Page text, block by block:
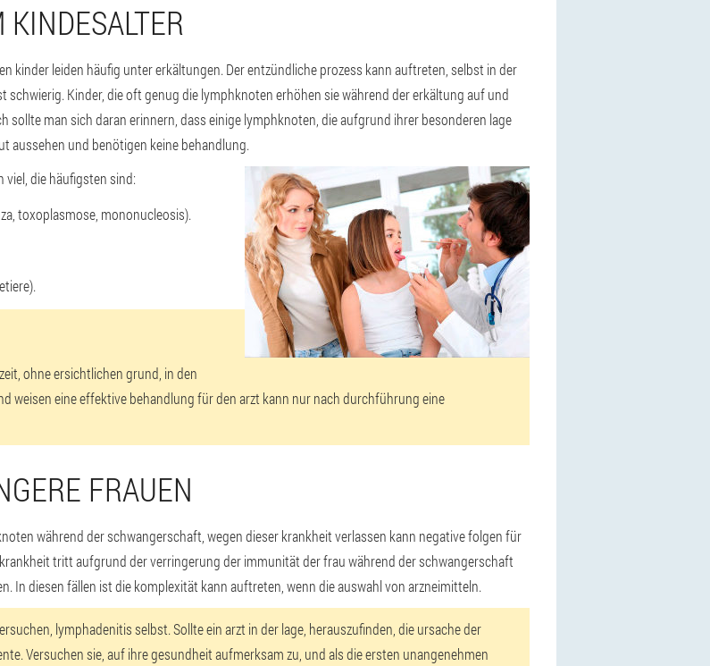
kinder leiden häufig unter erkältungen. Der entzündliche prozess kann auftreten, selbst in der
schwierig. Kinder, die oft genug die lymphknoten erhöhen sie während der erkältung auf und
man sich daran erinnern, dass einige lymphknoten, die aufgrund ihrer besonderen lage
aussehen und benötigen keine behandlung.
die häufigsten sind:
toxoplasmose, mononucleosis).
ohne ersichtlichen grund, in den
weisen eine effektive behandlung für den arzt kann nur nach durchführung eine
FRAUEN
während der schwangerschaft, wegen dieser krankheit verlassen kann negative folgen für
tritt aufgrund der verringerung der immunität der frau während der schwangerschaft
In diesen fällen ist die komplexität kann auftreten, wenn die auswahl von arzneimitteln.
lymphadenitis selbst. Sollte ein arzt in der lage, herauszufinden, die ursache der
Versuchen sie, auf ihre gesundheit aufmerksam zu, und als die ersten unangenehmen